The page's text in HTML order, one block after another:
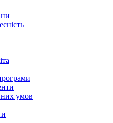
умов